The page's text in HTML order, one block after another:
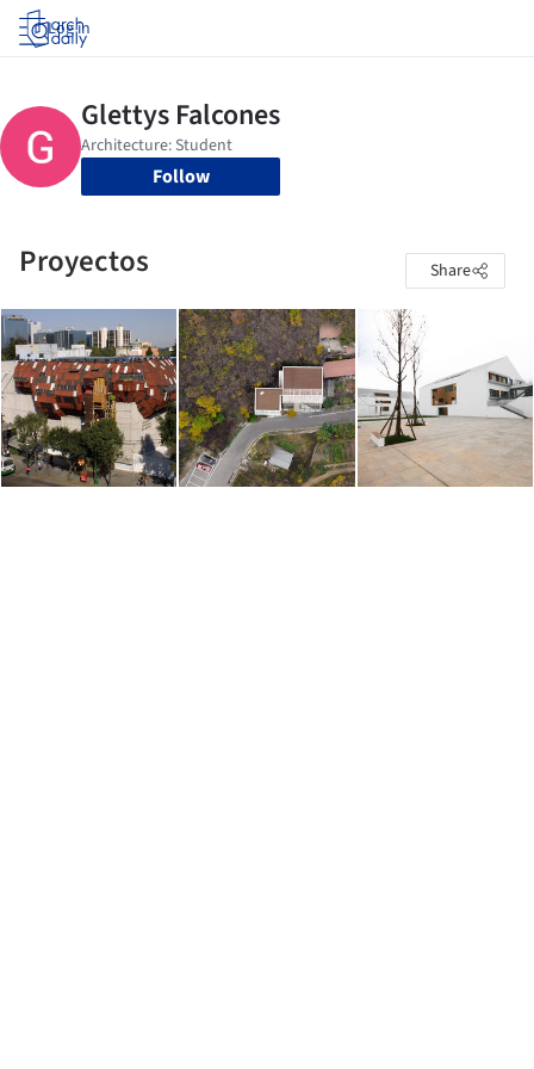
Log in
Follow
Proyectos Share